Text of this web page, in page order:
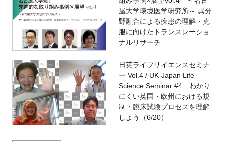
屋大学環境医学研究所～ 異分
野融合による疾患の理解・克
服に向けたトランスレーショ
ナルリサーチ
日英ライフサイエンスセミナ
ー Vol.4 / UK-Japan Life
Science Seminar #4 わかり
にくい英国・欧州における規
制・臨床試験プロセスを理解
しよう（6/20）